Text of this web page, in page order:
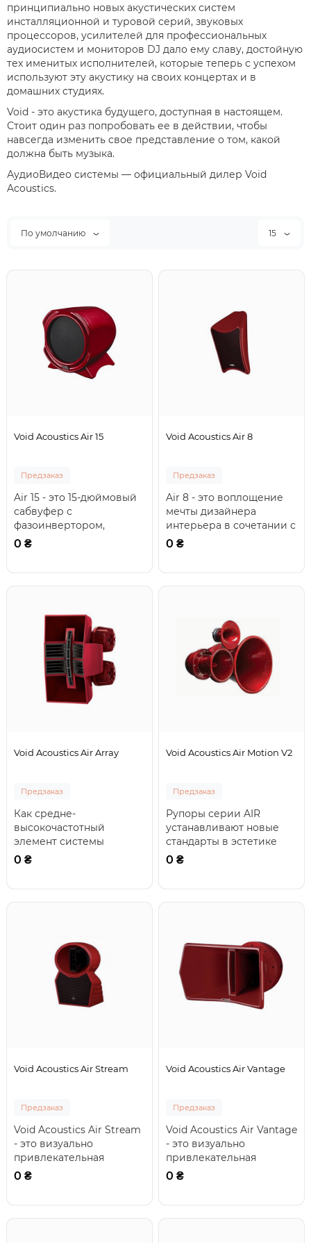
принципиально новых акустических систем
инсталляционной и туровой серий, звуковых
процессоров, усилителей для профессиональных
аудиосистем и мониторов DJ дало ему славу, достойную
тех именитых исполнителей, которые теперь с успехом
используют эту акустику на своих концертах и в
домашних студиях.
Void - это акустика будущего, доступная в настоящем.
Стоит один раз попробовать ее в действии, чтобы
навсегда изменить свое представление о том, какой
должна быть музыка.
АудиоВидео системы — официальный дилер Void
Acoustics.
По умолчанию 15
Void Acoustics Air 15
Предзаказ
Air 15 - это 15-дюймовый
сабвуфер с
фазоинвертором,
выполненный из
0 ₴
Void Acoustics Air 8
Предзаказ
Air 8 - это воплощение
мечты дизайнера
интерьера в сочетании с
мечтой аудиофила.
0 ₴
Void Acoustics Air Array
Предзаказ
Как средне-
высокочастотный
элемент системы
Incubus, радикальные
0 ₴
Void Acoustics Air Motion V2
Предзаказ
Рупоры серии AIR
устанавливают новые
стандарты в эстетике
акустических систем.
0 ₴
Void Acoustics Air Stream
Предзаказ
Void Acoustics Air Stream
- это визуально
привлекательная
двухполосная активная
0 ₴
Void Acoustics Air Vantage
Предзаказ
Void Acoustics Air Vantage
- это визуально
привлекательная
акустическая система
0 ₴